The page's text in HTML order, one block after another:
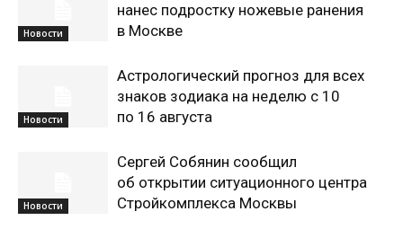
Новости
нанес подростку ножевые ранения
в Москве
Новости
Астрологический прогноз для всех
знаков зодиака на неделю с 10
по 16 августа
Новости
Сергей Собянин сообщил
об открытии ситуационного центра
Стройкомплекса Москвы